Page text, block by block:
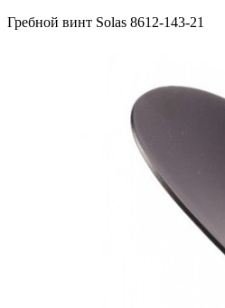
Гребной винт Solas 8612-143-21